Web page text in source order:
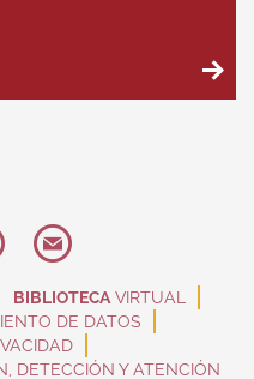
BIBLIOTECA VIRTUAL
DE DATOS
DETECCIÓN Y ATENCIÓN